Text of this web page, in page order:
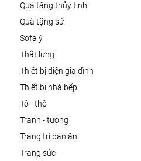
quà tặng thủy tinh
quà tặng sứ
sofa ý
thắt lưng
thiết bị điện gia đình
thiết bị nhà bếp
tô - thố
tranh - tượng
trang trí bàn ăn
trang sức